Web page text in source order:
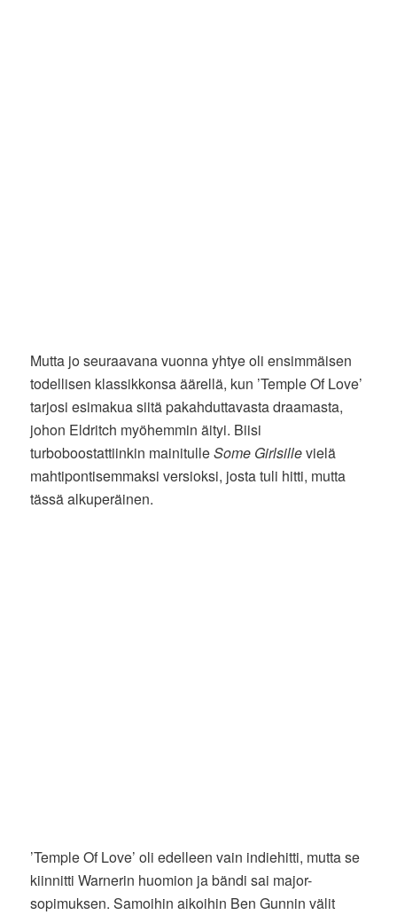
Mutta jo seuraavana vuonna yhtye oli ensimmäisen
todellisen klassikkonsa äärellä, kun ’Temple Of Love’
tarjosi esimakua siitä pakahduttavasta draamasta,
johon Eldritch myöhemmin äityi. Biisi
turboboostattiinkin mainitulleSome Girlsillevielä
mahtipontisemmaksi versioksi, josta tuli hitti, mutta
tässä alkuperäinen.
’Temple Of Love’ oli edelleen vain indiehitti, mutta se
kiinnitti Warnerin huomion ja bändi sai major-
sopimuksen. Samoihin aikoihin Ben Gunnin välit